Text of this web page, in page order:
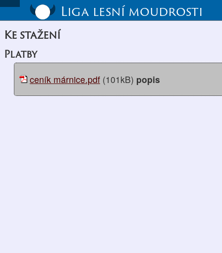
Liga lesní moudrosti
Ke stažení
Platby
ceník márnice.pdf (101kB) popis